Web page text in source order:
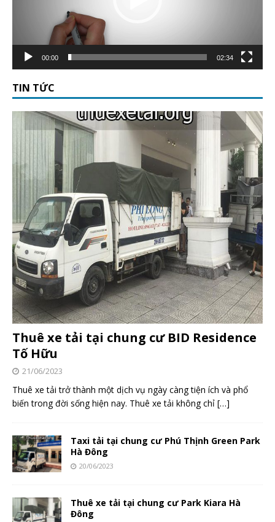
00:00 02:34
TIN TỨC
Thuê xe tải tại chung cư BID Residence
Tố Hữu
21/06/2023
Thuê xe tải trở thành một dịch vụ ngày càng tiện ích và phổ
biến trong đời sống hiện nay. Thuê xe tải không chỉ […]
Taxi tải tại chung cư Phú Thịnh Green Park
Hà Đông
20/06/2023
Thuê xe tải tại chung cư Park Kiara Hà
Đông